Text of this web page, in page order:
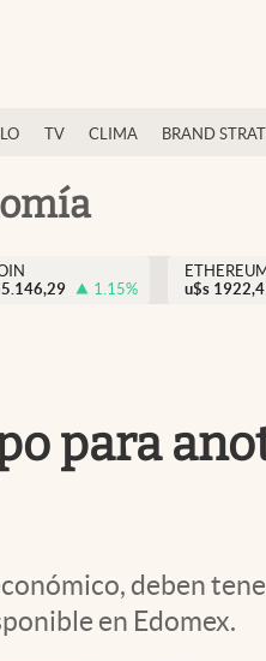
TV CLIMA BRAND
1.15%
ETHEREUM
u$s
para
deben
en Edomex.